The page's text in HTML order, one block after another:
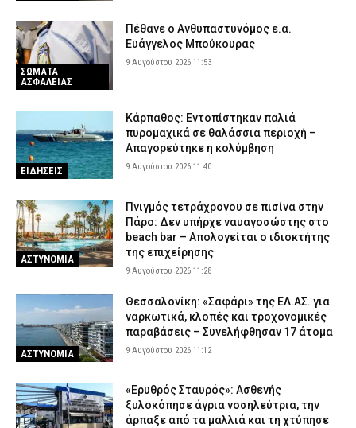
ΣΩΜΑΤΑ
ΑΣΦΑΛΕΙΑΣ
Πέθανε ο Ανθυπαστυνόμος ε.α.
Ευάγγελος Μπούκουρας
9 Αυγούστου 2026 11:53
ΕΙΔΗΣΕΙΣ
Κάρπαθος: Εντοπίστηκαν παλιά
πυρομαχικά σε θαλάσσια περιοχή –
Απαγορεύτηκε η κολύμβηση
9 Αυγούστου 2026 11:40
ΑΣΤΥΝΟΜΙΑ
Πνιγμός τετράχρονου σε πισίνα στην
Πάρο: Δεν υπήρχε ναυαγοσώστης στο
beach bar – Απολογείται ο ιδιοκτήτης
της επιχείρησης
9 Αυγούστου 2026 11:28
ΑΣΤΥΝΟΜΙΑ
Θεσσαλονίκη: «Σαφάρι» της ΕΛ.ΑΣ. για
ναρκωτικά, κλοπές και τροχονομικές
παραβάσεις – Συνελήφθησαν 17 άτομα
9 Αυγούστου 2026 11:12
«Ερυθρός Σταυρός»: Ασθενής
ξυλοκόπησε άγρια νοσηλεύτρια, την
άρπαξε από τα μαλλιά και τη χτύπησε